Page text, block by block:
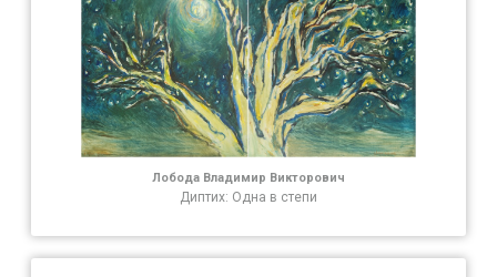
Лобода Владимир Викторович
Диптих: Одна в степи